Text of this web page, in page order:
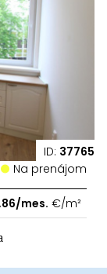
ID: 37765
Na prenájom
mes. €/m²